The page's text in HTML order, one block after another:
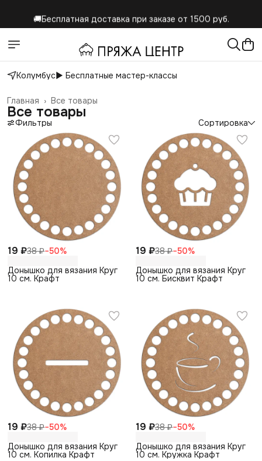
🚚Бесплатная доставка при заказе от 1500 руб.
Колумбус▶️ Бесплатные мастер-классы
Все товары
Главная ›
Все товары
Фильтры Сортировка
19 ₽38 ₽−50%
Донышко для вязания Круг
10 см. Крафт
19 ₽38 ₽−50%
Донышко для вязания Круг
10 см. Бисквит Крафт
19 ₽38 ₽−50%
Донышко для вязания Круг
10 см. Копилка Крафт
19 ₽38 ₽−50%
Донышко для вязания Круг
10 см. Кружка Крафт